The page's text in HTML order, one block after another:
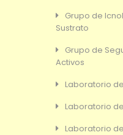
Grupo de
Sustrato
Grupo de
Activos
Laboratorio
Laboratorio
Laboratorio